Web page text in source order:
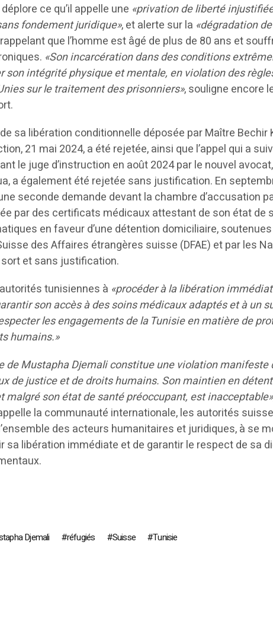
ce qu’il appelle une «privation de liberté
fondement juridique», et alerte sur la «dégradation
que l’homme est âgé de plus de 80 ans et
«Son incarcération dans des conditions
son intégrité physique et mentale, en violation des
sur le traitement des prisonniers», souligne encore
sa libération conditionnelle déposée par Maître Bechir
21 mai 2024, a été rejetée, ainsi que l’appel qui a
le juge d’instruction en août 2024 par le nouvel
a également été rejetée sans justification. En
seconde demande devant la chambre d’accusation
par des certificats médicaux attestant de son état de
en faveur d’une détention domiciliaire,
des Affaires étrangères suisse (DFAE) et par les
et sans justification.
tunisiennes à «procéder à la libération
son accès à des soins médicaux adaptés et à un
les engagements de la Tunisie en matière de
humains.»
de Mustapha Djemali constitue une violation manifeste
de justice et de droits humains. Son maintien en
malgré son état de santé préoccupant, est inacceptable»
la communauté internationale, les autorités
des acteurs humanitaires et juridiques, à se
sa libération immédiate et de garantir le respect de sa
Djemali réfugiés Suisse Tunisie